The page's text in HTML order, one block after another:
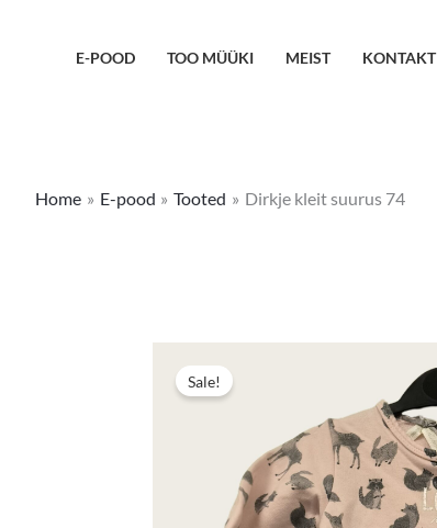
E-POOD TOO MÜÜKI MEIST KONTAKT
Home E-pood Tooted Dirkje kleit suurus 74
Sale!